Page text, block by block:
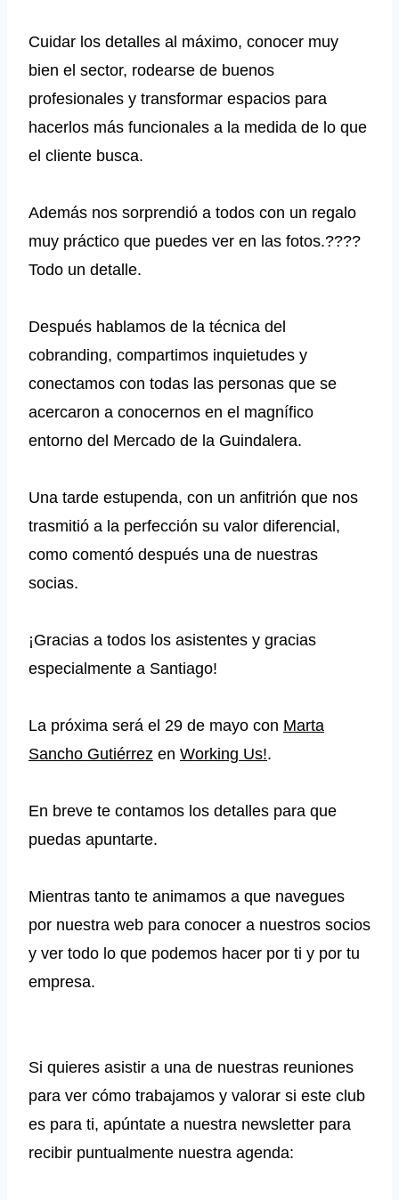
Cuidar los detalles al máximo, conocer muy
bien el sector, rodearse de buenos
profesionales y transformar espacios para
hacerlos más funcionales a la medida de lo que
el cliente busca.
Además nos sorprendió a todos con un regalo
muy práctico que puedes ver en las fotos.????
Todo un detalle.
Después hablamos de la técnica del
cobranding, compartimos inquietudes y
conectamos con todas las personas que se
acercaron a conocernos en el magnífico
entorno del Mercado de la Guindalera.
Una tarde estupenda, con un anfitrión que nos
trasmitió a la perfección su valor diferencial,
como comentó después una de nuestras
socias.
¡Gracias a todos los asistentes y gracias
especialmente a Santiago!
La próxima será el 29 de mayo con Marta
Sancho Gutiérrez en Working Us!.
En breve te contamos los detalles para que
puedas apuntarte.
Mientras tanto te animamos a que navegues
por nuestra web para conocer a nuestros socios
y ver todo lo que podemos hacer por ti y por tu
empresa.
Si quieres asistir a una de nuestras reuniones
para ver cómo trabajamos y valorar si este club
es para ti, apúntate a nuestra newsletter para
recibir puntualmente nuestra agenda: